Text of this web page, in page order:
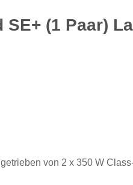
(1 Paar)
von 2 x 350 W